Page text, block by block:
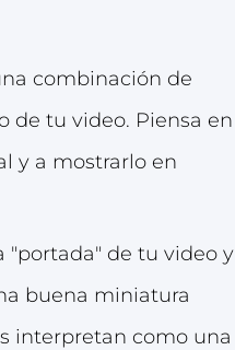
combinación de
de tu video. Piensa en
y a mostrarlo en
"portada" de tu video y
buena miniatura
interpretan como una